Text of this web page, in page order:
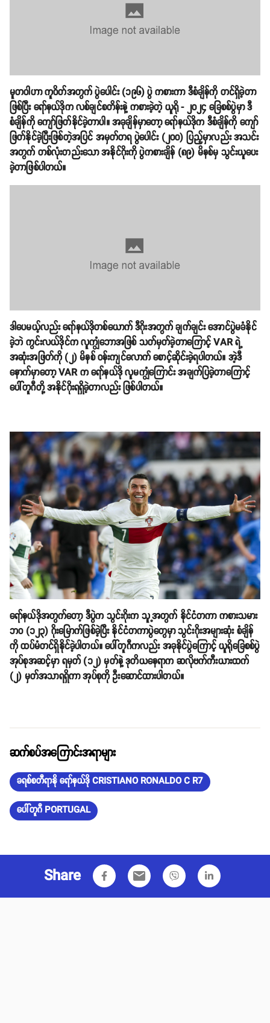
မူတဝါဟာ ကူဝိတ်အတွက် ပွဲပေါင်း (၁၉၆) ပွဲ ကစားကာ ဒီစံချိန်ကို တင်ရှိခဲ့တာ
ဖြစ်ပြီး ရော်နယ်ဒိုက လစ်ချင်စတိန်းနဲ့ ကစားခဲ့တဲ့ ယူရို - ၂၀၂၄ ခြေစစ်ပွဲမှာ ဒီ
စံချိန်ကို ကျော်ဖြတ်နိုင်ခဲ့တာပါ။ အခုချိန်မှာတော့ ရော်နယ်ဒိုက ဒီစံချိန်ကို ကျော်
ဖြတ်နိုင်ခဲ့ပြီးဖြစ်တဲ့အပြင် အမှတ်တရ ပွဲပေါင်း (၂၀၀) ပြည့်မှာလည်း အသင်း
အတွက် တစ်လုံးတည်းသော အနိုင်ဂိုးကို ပွဲကစားချိန် (၈၉) မိနစ်မှ သွင်းယူပေး
ခဲ့တာဖြစ်ပါတယ်။
ဒါပေမယ့်လည်း ရော်နယ်ဒိုတစ်ယောက် ဒီဂိုးအတွက် ချက်ချင်း အောင်ပွဲမခံနိုင်
ခဲ့ဘဲ ကွင်းလယ်ဒိုင်က လူကျွံဘောအဖြစ် သတ်မှတ်ခဲ့တာကြောင့် VAR ရဲ့
အဆုံးအဖြတ်ကို (၂) မိနစ် ဝန်းကျင်လောက် စောင့်ဆိုင်းခဲ့ရပါတယ်။ အဲ့ဒီ
နောက်မှာတော့ VAR က ရော်နယ်ဒို လူမကျွံကြောင်း အချက်ပြခဲ့တာကြောင့်
ပေါ်တူဂီတို့ အနိုင်ဂိုးရရှိခဲ့တာလည်း ဖြစ်ပါတယ်။
ရော်နယ်ဒိုအတွက်တော့ ဒီပွဲက သွင်းဂိုးက သူ့အတွက် နိုင်ငံတကာ ကစားသမား
ဘဝ (၁၂၃) ဂိုးမြောက်ဖြစ်ခဲ့ပြီး နိုင်ငံတကာပွဲတွေမှာ သွင်းဂိုးအများဆုံး စံချိန်
ကို ထပ်မံတင်ရှိနိုင်ခဲ့ပါတယ်။ ပေါ်တူဂီကလည်း အခုနိုင်ပွဲကြောင့် ယူရိုခြေစစ်ပွဲ
အုပ်စုအဆင့်မှာ ရမှတ် (၁၂) မှတ်နဲ့ ဒုတိယနေရာက ဆလိုဗက်ကီးယားထက်
(၂) မှတ်အသာရရှိကာ အုပ်စုကို ဦးဆောင်ထားပါတယ်။
ဆက်စပ်အကြောင်းအရာများ
ခရစ်စတီရာနို ရော်နယ်ဒို CRISTIANO RONALDO C R7
ပေါ်တူဂီ PORTUGAL
Share email